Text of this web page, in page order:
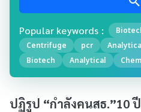
Popular keywords :
Centrifuge
pcr
Biotech
Analytical
ปฏิรูป “กำลังคนสธ.”10